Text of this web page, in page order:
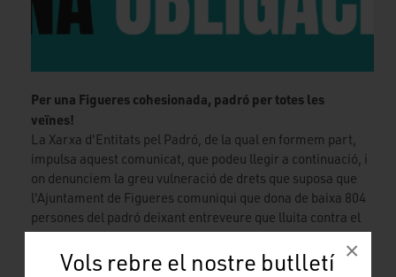
Vols rebre el nostre butlletí ×
Per una Figueres cohesionada, padró per totes les
veïnes!
La Xarxa d'Entitats pel Padró, de la qual en formem part,
impulsa aquest comunicat, que podeu llegir a continuació, i
on denunciem la greu vulneració de drets que suposa que
l'Ajuntament de Figueres comuniqui que dona de baixa 804
persones del padró deixant entreveure que lluita contra el
frau a fi de generar un efecte dissuasiu